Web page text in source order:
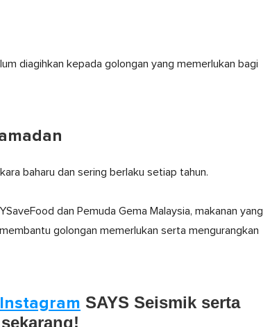
diagihkan kepada golongan yang memerlukan bagi
baharu dan sering berlaku setiap tahun.
dan Pemuda Gema Malaysia, makanan yang
golongan memerlukan serta mengurangkan
Instagram SAYS Seismik serta